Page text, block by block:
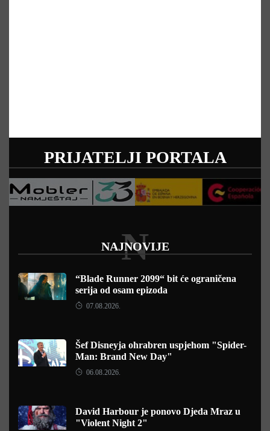
PRIJATELJI PORTALA
NAJNOVIJE
N
“Blade Runner 2099“ bit će ograničena
serija od osam epizoda
07.08.2026.
Šef Disneyja ohrabren uspjehom "Spider-
Man: Brand New Day"
06.08.2026.
David Harbour je ponovo Djeda Mraz u
"Violent Night 2"